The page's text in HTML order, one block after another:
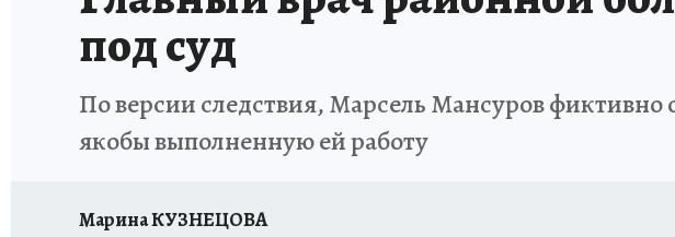
КЛИНИКА ГОДА 2025
ИСПЫТАНО НА СЕБЕ КЛИНИКА ГОДА-2024
под суд
По версии следствия, Марсель Мансуров
якобы выполненную ей работу
Марина КУЗНЕЦОВА